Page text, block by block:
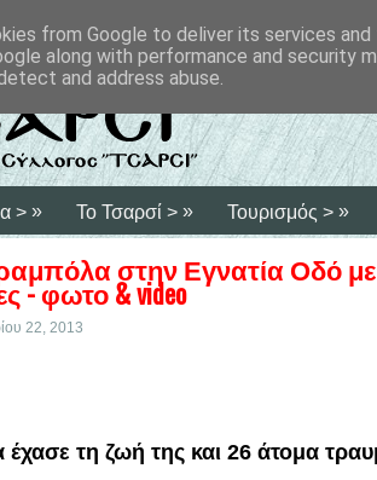
> » Το Τσαρσί > » Τουρισμός > »
στην Εγνατία Οδό με
- φωτο & video
22, 2013
έχασε τη ζωή της και 26 άτομα
from Google to deliver its services
along with performance and security
and address abuse.